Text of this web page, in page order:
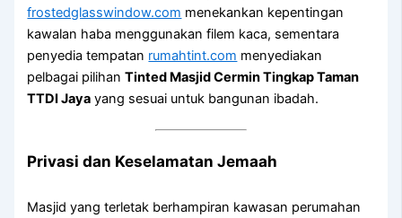
frostedglasswindow.com menekankan kepentingan
kawalan haba menggunakan filem kaca, sementara
penyedia tempatan rumahtint.com menyediakan
pelbagai pilihanTinted Masjid Cermin Tingkap Taman
TTDI Jaya yang sesuai untuk bangunan ibadah.
Privasi dan Keselamatan Jemaah
Masjid yang terletak berhampiran kawasan perumahan